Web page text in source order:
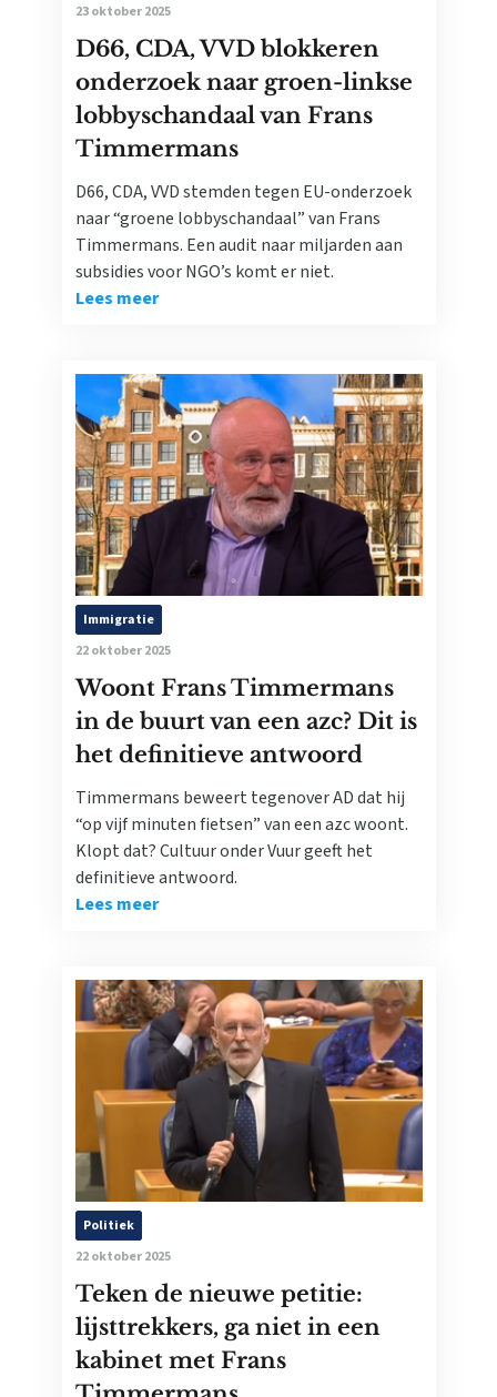
23 oktober 2025
D66, CDA, VVD blokkeren
onderzoek naar groen-linkse
lobbyschandaal van Frans
Timmermans
D66, CDA, VVD stemden tegen EU-onderzoek
naar “groene lobbyschandaal” van Frans
Timmermans. Een audit naar miljarden aan
subsidies voor NGO’s komt er niet.
Lees meer
Immigratie
22 oktober 2025
Woont Frans Timmermans
in de buurt van een azc? Dit is
het definitieve antwoord
Timmermans beweert tegenover AD dat hij
“op vijf minuten fietsen” van een azc woont.
Klopt dat? Cultuur onder Vuur geeft het
definitieve antwoord.
Lees meer
Politiek
22 oktober 2025
Teken de nieuwe petitie:
lijsttrekkers, ga niet in een
kabinet met Frans